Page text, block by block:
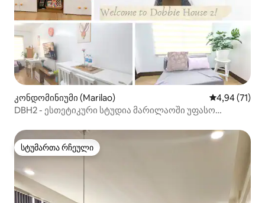
კონდომინიუმი (Marilao) საშუალო
4,94 (71)
DBH2 - ესთეტიკური სტუდია მარილაოში უფასო
სტუმართა რჩეული
სტუმართა რჩეული